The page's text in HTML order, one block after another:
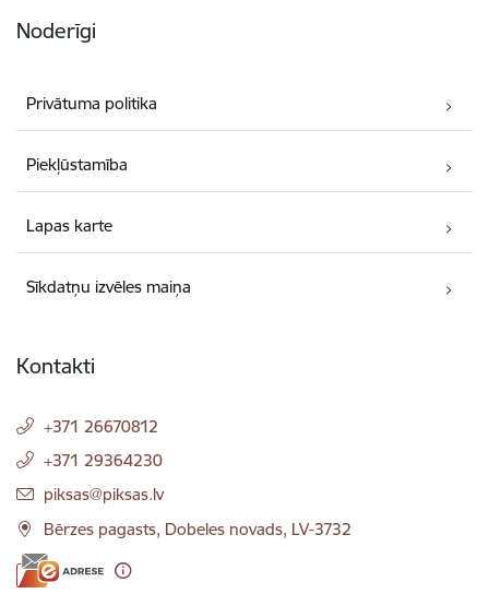
Noderīgi
Privātuma politika
Piekļūstamība
Lapas karte
Sīkdatņu izvēles maiņa
Kontakti
+371 26670812
+371 29364230
E-pasts:
piksas@piksas.lv
Bērzes pagasts, Dobeles novads, LV-3732